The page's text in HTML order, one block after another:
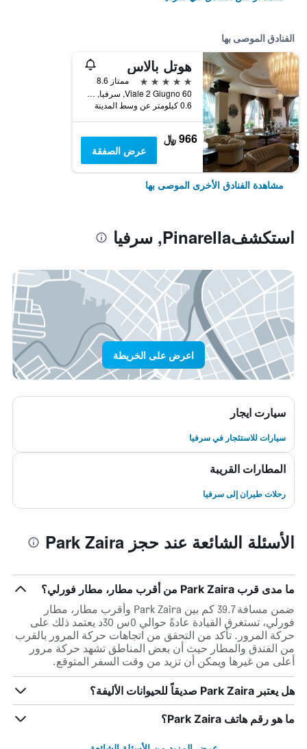
الفنادق الموصى بها
هوتل بالاس
5 نجوم
ممتاز 8.6
Viale 2 Giugno 60, سرفيا, مقاطعة رافينا, إيطاليا
0.6 كيلومتر عن وسط المدينة
966 ﷼
عرض الصفقة
مشاهدة الفنادق الأخرى الموصى بها
استكشفPinarella, سرفيا
اعرض على الخريطة
سيارت ايجار
سيارات للاستئجار في سرفيا
المطارات القريبة
رحلات طيران إلى سرفيا
الأسئلة الشائعة عند حجز Park Zaira
ما مدى قرب Park Zaira من أقرب مطار، مطار فورلي؟
ضمن مسافة 39.7 كم بين Park Zaira وأقرب مطار، مطار
فورلي، تستغرق القيادة عادةً حوالي 0س 30د يعتمد ذلك على
حركة المرور. تأكد من التحقق من اتجاهات حركة المرور بالقرب
من الفندق والمطار حيث أن بعض المناطق تشهد حركة مرور
أعلى من غيرها ويمكن أن تزيد من وقت السفر المتوقع.
هل يعتبر Park Zaira صديقاً للحيوانات الأليفة؟
ما هو رقم هاتف Park Zaira؟